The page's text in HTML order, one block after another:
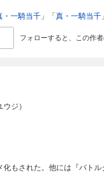
・一騎当千 」「真・一騎当千
フォローすると、この作
ジ）
もされた。他には『バト